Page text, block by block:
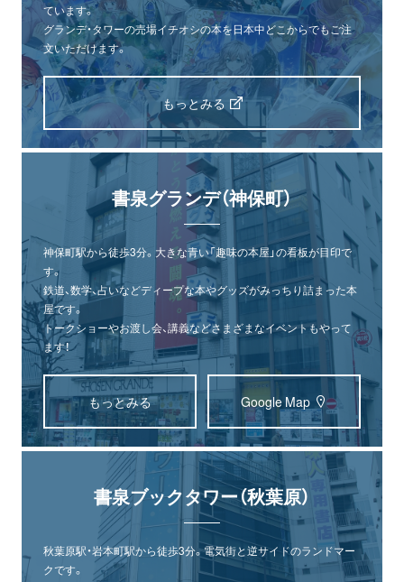
ています。
グランデ・タワーの売場イチオシの本を日本中どこからでもご注
文いただけます。
もっとみる
書泉グランデ（神保町）
神保町駅から徒歩3分。大きな青い「趣味の本屋」の看板が目印で
す。
鉄道、数学、占いなどディープな本やグッズがみっちり詰まった本
屋です。
トークショーやお渡し会、講義などさまざまなイベントもやって
ます！
もっとみる Google Map
書泉ブックタワー（秋葉原）
秋葉原駅・岩本町駅から徒歩3分。電気街と逆サイドのランドマー
クです。